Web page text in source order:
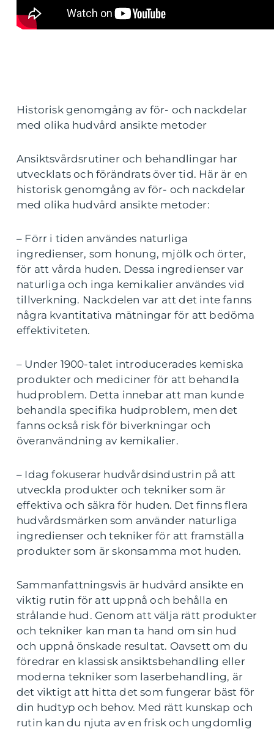
Historisk genomgång av för- och nackdelar
med olika hudvård ansikte metoder
Ansiktsvårdsrutiner och behandlingar har
utvecklats och förändrats över tid. Här är en
historisk genomgång av för- och nackdelar
med olika hudvård ansikte metoder:
– Förr i tiden användes naturliga
ingredienser, som honung, mjölk och örter,
för att vårda huden. Dessa ingredienser var
naturliga och inga kemikalier användes vid
tillverkning. Nackdelen var att det inte fanns
några kvantitativa mätningar för att bedöma
effektiviteten.
– Under 1900-talet introducerades kemiska
produkter och mediciner för att behandla
hudproblem. Detta innebar att man kunde
behandla specifika hudproblem, men det
fanns också risk för biverkningar och
överanvändning av kemikalier.
– Idag fokuserar hudvårdsindustrin på att
utveckla produkter och tekniker som är
effektiva och säkra för huden. Det finns flera
hudvårdsmärken som använder naturliga
ingredienser och tekniker för att framställa
produkter som är skonsamma mot huden.
Sammanfattningsvis är hudvård ansikte en
viktig rutin för att uppnå och behålla en
strålande hud. Genom att välja rätt produkter
och tekniker kan man ta hand om sin hud
och uppnå önskade resultat. Oavsett om du
föredrar en klassisk ansiktsbehandling eller
moderna tekniker som laserbehandling, är
det viktigt att hitta det som fungerar bäst för
din hudtyp och behov. Med rätt kunskap och
rutin kan du njuta av en frisk och ungdomlig